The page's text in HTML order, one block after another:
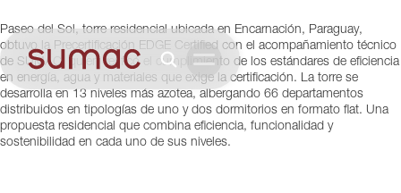
Paseo del Sol, torre residencial ubicada en Encarnación, Paraguay,
obtuvo la Precertificación EDGE Certified con el acompañamiento técnico
de SUMAC, quien verificó el cumplimiento de los estándares de eficiencia
en energía, agua y materiales que exige la certificación. La torre se
desarrolla en 13 niveles más azotea, albergando 66 departamentos
distribuidos en tipologías de uno y dos dormitorios en formato flat. Una
propuesta residencial que combina eficiencia, funcionalidad y
sostenibilidad en cada uno de sus niveles.